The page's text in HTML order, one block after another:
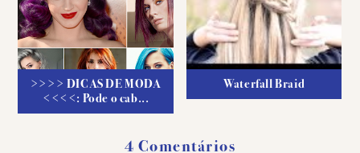
>>>> DICAS DE MODA
<<<<: Pode o cab...
Waterfall Braid
4 Comentários